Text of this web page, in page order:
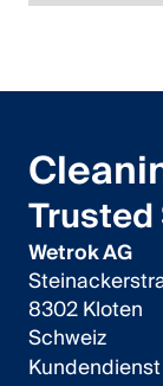
Wetrok AG
8302 Kloten
Schweiz
Kundendienst